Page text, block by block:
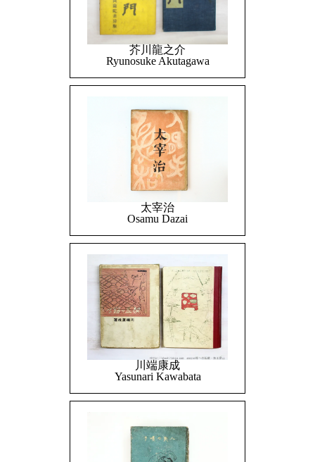
芥川龍之介
Ryunosuke Akutagawa
太宰治
Osamu Dazai
川端康成
Yasunari Kawabata